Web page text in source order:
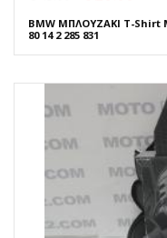
BMW ΜΠΛΟΥΖΑΚΙ T-Shirt
80 14 2 285 831